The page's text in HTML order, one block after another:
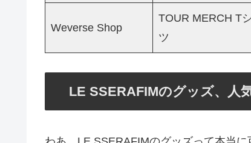
Weverse Shop
TOUR MERCH T
ツ
LE SSERAFIMのグッズ、人